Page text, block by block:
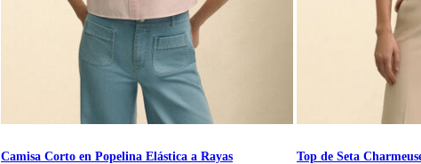
Camisa Corto en Popelina Elástica a Rayas Top de Seta